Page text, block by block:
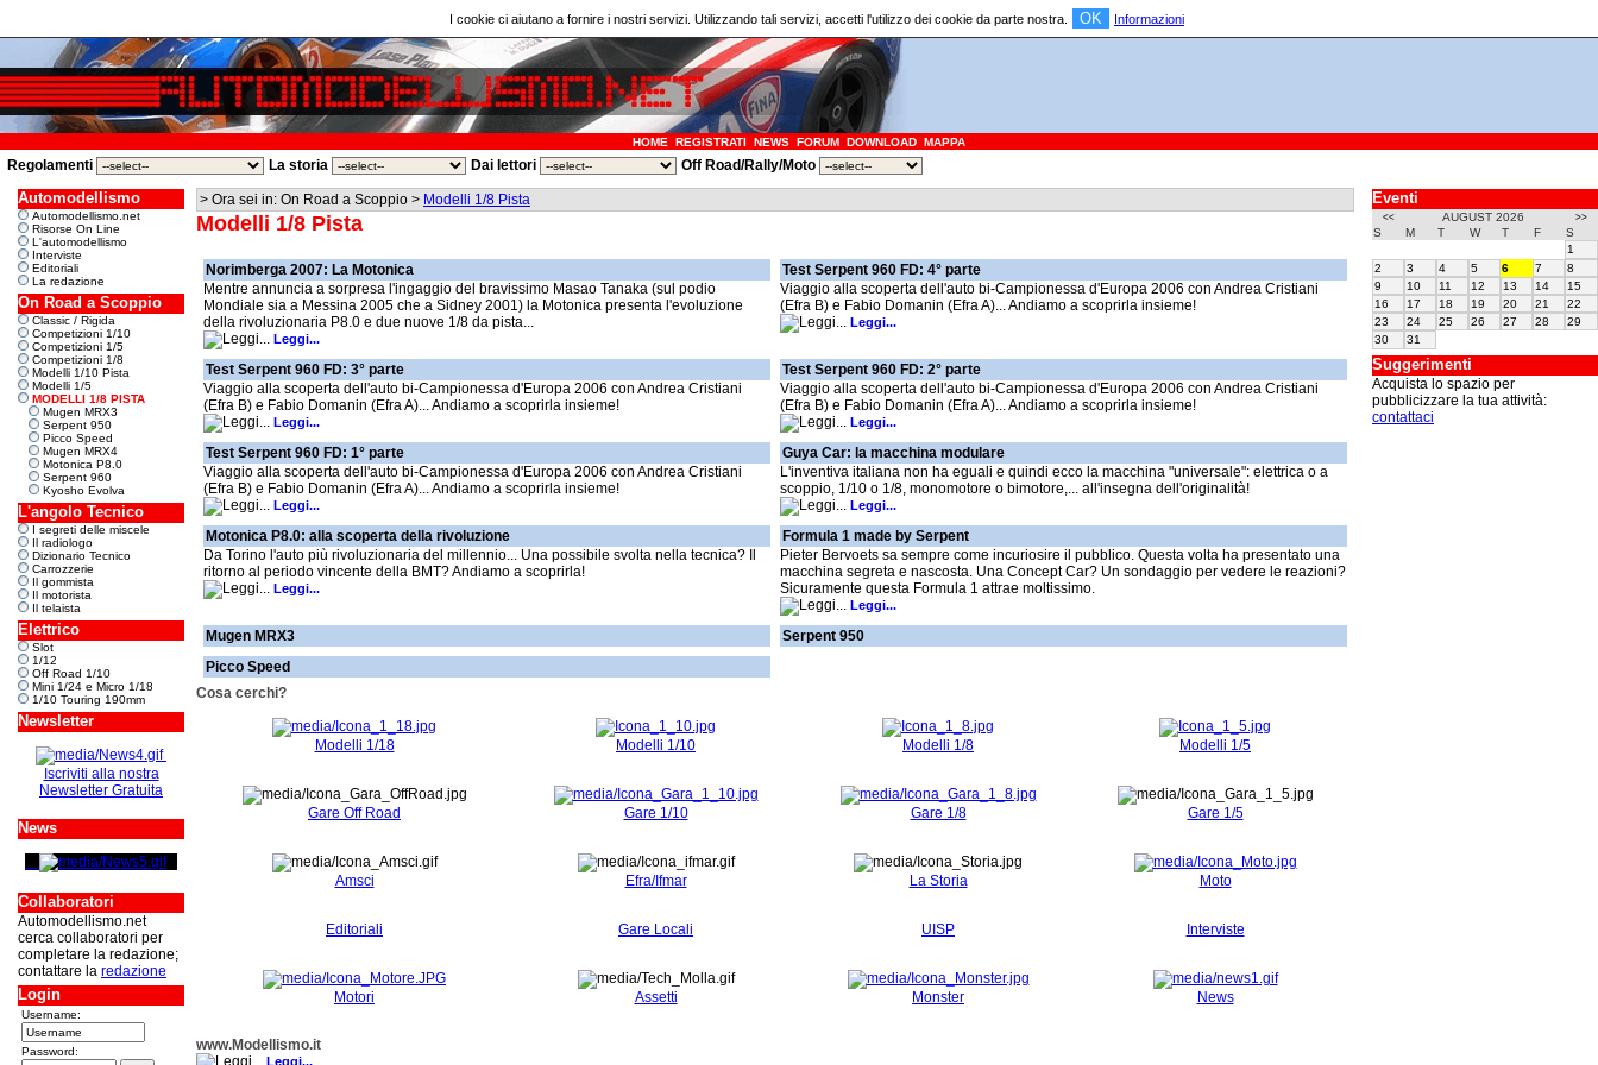
I cookie ci aiutano a fornire i nostri servizi. Utilizzando tali servizi, accetti l'utilizzo dei cookie da parte nostra. OK Informazioni
HOME REGISTRATI NEWS FORUM DOWNLOAD MAPPA
Regolamenti La storia Dai lettori Off Road/Rally/Moto
Automodellismo
Automodellismo.net
Risorse On Line
L'automodellismo
Interviste
Editoriali
La redazione
On Road a Scoppio
Classic / Rigida
Competizioni 1/10
Competizioni 1/5
Competizioni 1/8
Modelli 1/10 Pista
Modelli 1/5
MODELLI 1/8 PISTA
Mugen MRX3
Serpent 950
Picco Speed
Mugen MRX4
Motonica P8.0
Serpent 960
Kyosho Evolva
L'angolo Tecnico
I segreti delle miscele
Il radiologo
Dizionario Tecnico
Carrozzerie
Il gommista
Il motorista
Il telaista
Elettrico
Slot
1/12
Off Road 1/10
Mini 1/24 e Micro 1/18
1/10 Touring 190mm
Newsletter
Iscriviti alla nostra
Newsletter Gratuita
News
Collaboratori
Automodellismo.net
cerca collaboratori per
completare la redazione;
contattare la redazione
Login
Username:
Password:
> Ora sei in: On Road a Scoppio > Modelli 1/8 Pista
Modelli 1/8 Pista
Norimberga 2007: La Motonica
Mentre annuncia a sorpresa l'ingaggio del bravissimo Masao Tanaka (sul podio
Mondiale sia a Messina 2005 che a Sidney 2001) la Motonica presenta l'evoluzione
della rivoluzionaria P8.0 e due nuove 1/8 da pista...
Leggi...
Test Serpent 960 FD: 4° parte
Viaggio alla scoperta dell'auto bi-Campionessa d'Europa 2006 con Andrea Cristiani
(Efra B) e Fabio Domanin (Efra A)... Andiamo a scoprirla insieme!
Leggi...
Test Serpent 960 FD: 3° parte
Viaggio alla scoperta dell'auto bi-Campionessa d'Europa 2006 con Andrea Cristiani
(Efra B) e Fabio Domanin (Efra A)... Andiamo a scoprirla insieme!
Leggi...
Test Serpent 960 FD: 2° parte
Viaggio alla scoperta dell'auto bi-Campionessa d'Europa 2006 con Andrea Cristiani
(Efra B) e Fabio Domanin (Efra A)... Andiamo a scoprirla insieme!
Leggi...
Test Serpent 960 FD: 1° parte
Viaggio alla scoperta dell'auto bi-Campionessa d'Europa 2006 con Andrea Cristiani
(Efra B) e Fabio Domanin (Efra A)... Andiamo a scoprirla insieme!
Leggi...
Guya Car: la macchina modulare
L'inventiva italiana non ha eguali e quindi ecco la macchina "universale": elettrica o a
scoppio, 1/10 o 1/8, monomotore o bimotore,... all'insegna dell'originalità!
Leggi...
Motonica P8.0: alla scoperta della rivoluzione
Da Torino l'auto più rivoluzionaria del millennio... Una possibile svolta nella tecnica? Il
ritorno al periodo vincente della BMT? Andiamo a scoprirla!
Leggi...
Formula 1 made by Serpent
Pieter Bervoets sa sempre come incuriosire il pubblico. Questa volta ha presentato una
macchina segreta e nascosta. Una Concept Car? Un sondaggio per vedere le reazioni?
Sicuramente questa Formula 1 attrae moltissimo.
Leggi...
Mugen MRX3
Serpent 950
Picco Speed
Cosa cerchi?
Modelli 1/18 Modelli 1/10 Modelli 1/8 Modelli 1/5
Gare Off Road Gare 1/10 Gare 1/8 Gare 1/5
Amsci Efra/Ifmar La Storia Moto
Editoriali Gare Locali UISP Interviste
Motori Assetti Monster News
www.Modellismo.it
Leggi...
Eventi
<< AUGUST 2026 >>
S M T W T F
S
1
2
3 4 5 6 7
8
9
10 11 12 13 14
15
16
17 18 19 20 21
22
23
24 25 26 27 28
29
30
31
Suggerimenti
Acquista lo spazio per
pubblicizzare la tua attività:
contattaci